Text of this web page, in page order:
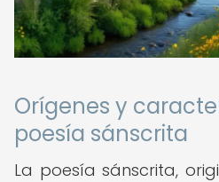
Orígenes y
poesía sánscrita
La poesía sánscrita,